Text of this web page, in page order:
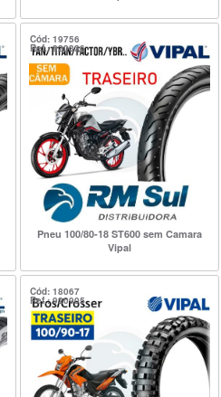
Cód: 19756
Ref.: 920336
Pneu 100/80-18 ST600 sem Camara
Vipal
Cód: 18067
Ref.: 920905